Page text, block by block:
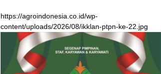
https://agroindonesia.co.id/wp-
content/uploads/2026/08/ikklan-ptpn-ke-22.jpg